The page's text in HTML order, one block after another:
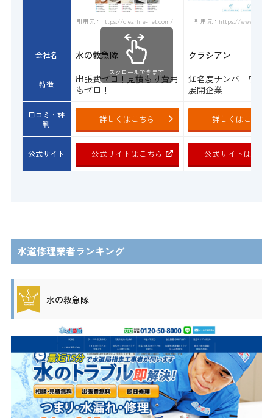
引用元：https://clearlife-net.com/ 引用元：https://
会社名 水の救急隊 クラシアン
特徴
出張費ゼロ！見積もり費用
もゼロ！
知名度ナンバーワン
展開企業
口コミ・評
判
詳しくはこちら 詳しくはこちら
公式サイト 公式サイトはこちら 公式サイトはこち
スクロールできます
水道修理業者ランキング
水の救急隊